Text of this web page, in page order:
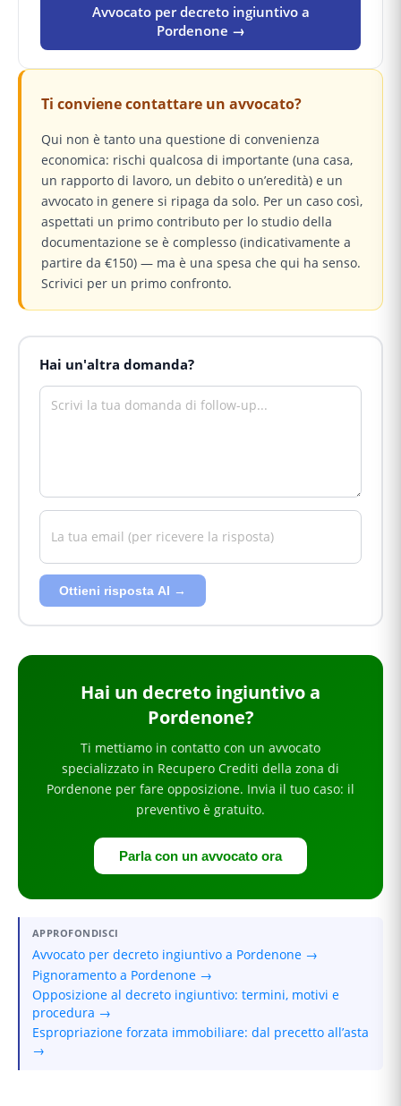
Avvocato per decreto ingiuntivo a
Pordenone →
Ti conviene contattare un avvocato?
Qui non è tanto una questione di convenienza
economica: rischi qualcosa di importante (una casa,
un rapporto di lavoro, un debito o un’eredità) e un
avvocato in genere si ripaga da solo. Per un caso così,
aspettati un primo contributo per lo studio della
documentazione se è complesso (indicativamente a
partire da €150) — ma è una spesa che qui ha senso.
Scrivici per un primo confronto.
Hai un'altra domanda?
Ottieni risposta AI →
Hai un decreto ingiuntivoa
Pordenone?
Ti mettiamo in contatto con un avvocato
specializzato in Recupero Crediti della zona di
Pordenone per fare opposizione. Invia il tuo caso: il
preventivo è gratuito.
Parla con un avvocato ora
APPROFONDISCI
Avvocato per decreto ingiuntivo a Pordenone →
Pignoramento a Pordenone →
Opposizione al decreto ingiuntivo: termini, motivi e
procedura →
Espropriazione forzata immobiliare: dal precetto all’asta
→